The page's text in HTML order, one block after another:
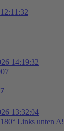
14:19:32
13:32:04